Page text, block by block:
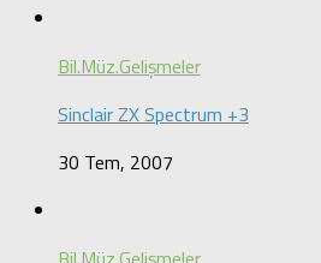
Bil.Müz.Gelişmeler
Sinclair ZX Spectrum +3
30 Tem, 2007